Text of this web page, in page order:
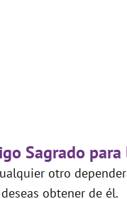
Sagrado
otro
obtener de él.